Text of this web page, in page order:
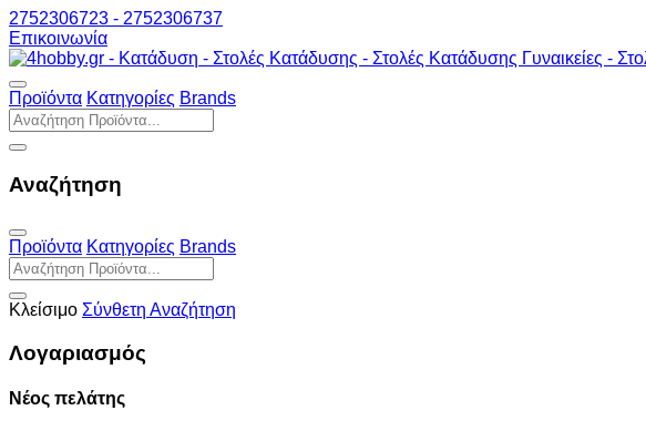
2752306723 - 2752306737
Επικοινωνία
Προϊόντα Κατηγορίες Brands
Αναζήτηση
Προϊόντα Κατηγορίες Brands
Κλείσιμο Σύνθετη Αναζήτηση
Λογαριασμός
Νέος πελάτης